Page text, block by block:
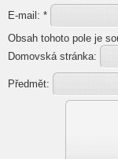
E-mail: *
Obsah tohoto pole je
Domovská stránka:
Předmět: